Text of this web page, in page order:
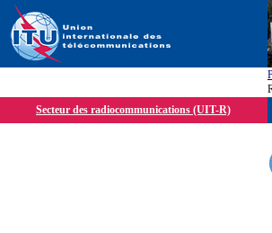
Secteur des radiocommunications (UIT-R)